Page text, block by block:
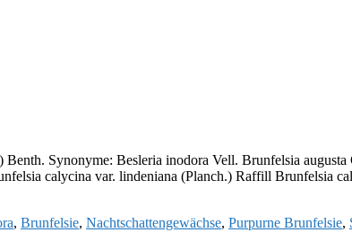
Synonyme: Besleria inodora Vell. Brunfelsia
calycina var. lindeniana (Planch.) Raffill Brunfelsia
, Brunfelsie, Nachtschattengewächse, Purpurne Brunfelsie,